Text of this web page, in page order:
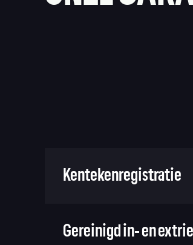
Kentekenregistratie
Gereinigd in- en